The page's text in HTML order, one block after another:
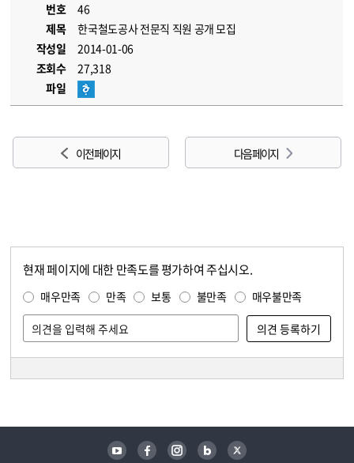
번호
46
제목
한국철도공사 전문직 직원 공개 모집
작성일
2014-01-06
조회수
27,318
파일
이전 페이지 다음 페이지
현재 페이지에 대한 만족도를 평가하여 주십시오.
매우만족 만족 보통 불만족 매우불만족
유튜브 페이스북 인스타그램 블로그 트위터